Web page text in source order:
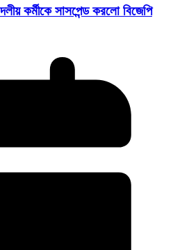
কর্মীকে সাসপেন্ড করলো বিজেপি